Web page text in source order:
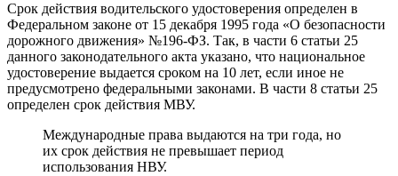
Срок действия водительского удостоверения определен в
Федеральном законе от 15 декабря 1995 года «О безопасности
дорожного движения» №196-ФЗ. Так, в части 6 статьи 25
данного законодательного акта указано, что национальное
удостоверение выдается сроком на 10 лет, если иное не
предусмотрено федеральными законами. В части 8 статьи 25
определен срок действия МВУ.
Международные права выдаются на три года, но
их срок действия не превышает период
использования НВУ.